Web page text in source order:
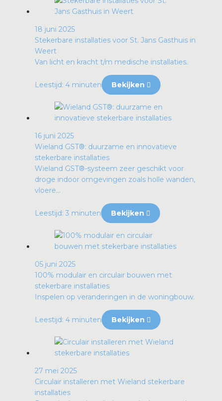
18 juni 2025
Stekerbare installaties voor St. Jans Gasthuis in
Weert
Van licht en kracht t/m medische installaties.
Leestijd: 4 minuten Bekijken
16 juni 2025
Wieland GST®: duurzame en innovatieve
stekerbare installaties
Wieland GST®-systeem zeer geschikt voor
droge indoor omgevingen zoals holle wanden,
vloere...
Leestijd: 3 minuten Bekijken
05 juni 2025
100% modulair en circulair bouwen met
stekerbare installaties
Inspelen op veranderingen in de woningbouw.
Leestijd: 4 minuten Bekijken
27 mei 2025
Circulair installeren met Wieland stekerbare
installaties